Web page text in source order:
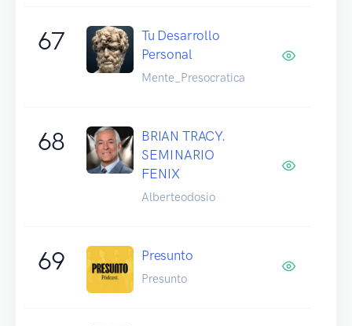
67
Tu Desarrollo
Personal
Mente_Presocratica
68
BRIAN TRACY.
SEMINARIO
FENIX
Alberteodosio
69 Presunto
Presunto